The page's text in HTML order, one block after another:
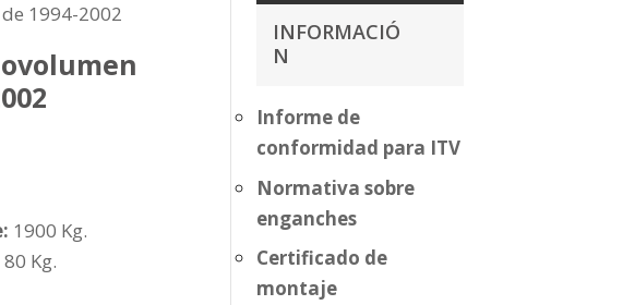
1994-2002
1900 Kg.
80 Kg.
INFORMACIÓ
N
Informe de
conformidad para ITV
Normativa sobre
enganches
Certificado de
montaje